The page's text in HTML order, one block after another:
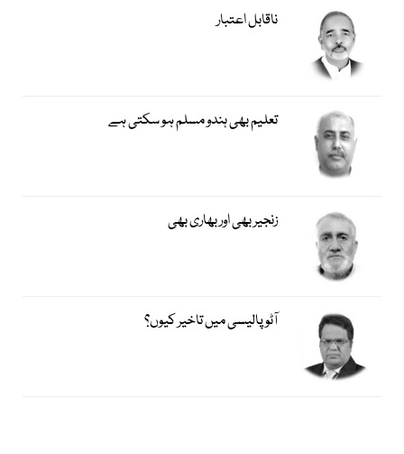
ناقابل اعتبار
تعلیم بھی ہندو مسلم ہو سکتی ہے
زنجیر بھی اور بھاری بھی
آٹو پالیسی میں تاخیر کیوں؟